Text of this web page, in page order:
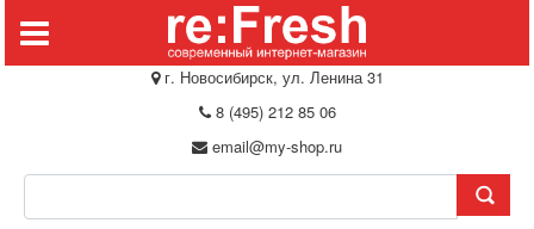
г. Новосибирск, ул. Ленина 31
8 (495) 212 85 06
email@my-shop.ru